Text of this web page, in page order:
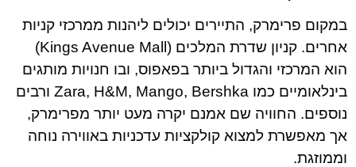
במקום פרימרק, התיירים יכולים ליהנות ממרכזי קניות
אחרים. קניון שדרת המלכים (Kings Avenue Mall)
הוא המרכזי והגדול ביותר בפאפוס, ובו חנויות מותגים
בינלאומיים כמו Zara, H&M, Mango, Bershka ורבים
נוספים. החוויה שם אמנם יקרה מעט יותר מפרימרק,
אך מאפשרת למצוא קולקציות עדכניות באווירה נוחה
וממוזגת.